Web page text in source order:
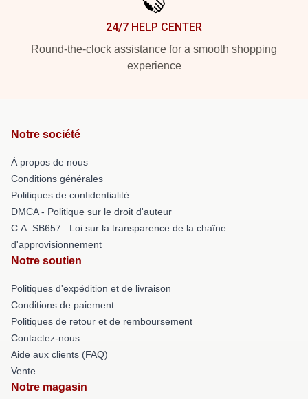
24/7 HELP CENTER
Round-the-clock assistance for a smooth shopping
experience
Notre société
À propos de nous
Conditions générales
Politiques de confidentialité
DMCA - Politique sur le droit d'auteur
C.A. SB657 : Loi sur la transparence de la chaîne
d'approvisionnement
Notre soutien
Politiques d'expédition et de livraison
Conditions de paiement
Politiques de retour et de remboursement
Contactez-nous
Aide aux clients (FAQ)
Vente
Notre magasin